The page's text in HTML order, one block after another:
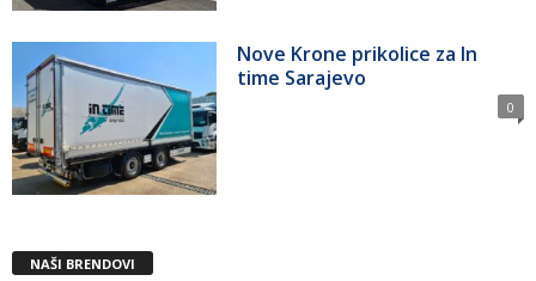
Nove Krone prikolice za In
time Sarajevo
0
NAŠI BRENDOVI